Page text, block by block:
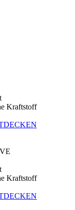
Kraftstoff
Kraftstoff